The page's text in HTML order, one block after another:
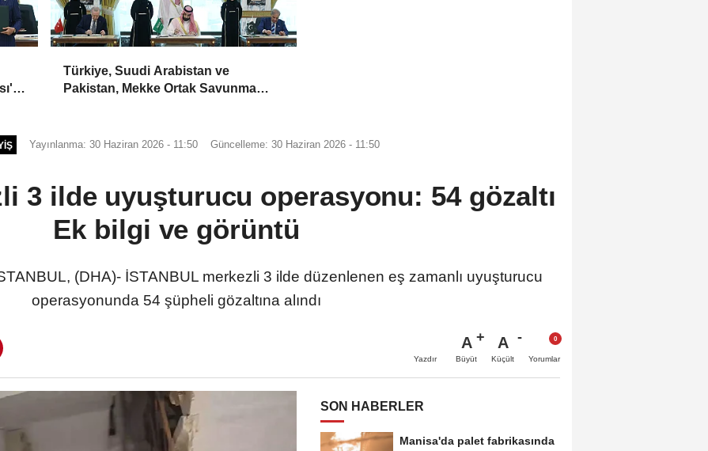
Türkiye, Suudi Arabistan ve
Pakistan, Mekke Ortak Savunma
Yayınlanma: 30 Haziran 2026 - 11:50 Güncelleme: 30 Haziran 2026 - 11:50
3 ilde uyuşturucu operasyonu: 54 gözaltı
Ek bilgi ve görüntü
(DHA)- İSTANBUL merkezli 3 ilde düzenlenen eş zamanlı uyuşturucu
operasyonunda 54 şüpheli gözaltına alındı
Yazdır
A
Büyüt
A
Küçült Yorumlar
SON HABERLER
Manisa'da palet fabrikasında